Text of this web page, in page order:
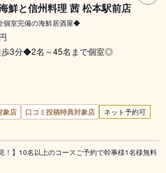
鮮と信州料理 茜 松本駅前店
個室完備の海鮮居酒屋◆
歩3分◆2名～45名まで個室◎
象店 口コミ投稿特典対象店
ネット予約可
！】10名以上のコースご予約で幹事様1名様無料